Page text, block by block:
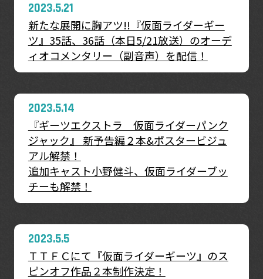
2023.5.21
新たな展開に胸アツ!!『仮面ライダーギー
ツ』35話、36話（本日5/21放送）のオーデ
ィオコメンタリー（副音声）を配信！
2023.5.14
『ギーツエクストラ 仮面ライダーパンク
ジャック』 新予告編２本&ポスタービジュ
アル解禁！
追加キャスト小野健斗、仮面ライダーブッ
チーも解禁！
2023.5.5
ＴＴＦＣにて『仮面ライダーギーツ』のス
ピンオフ作品２本制作決定！